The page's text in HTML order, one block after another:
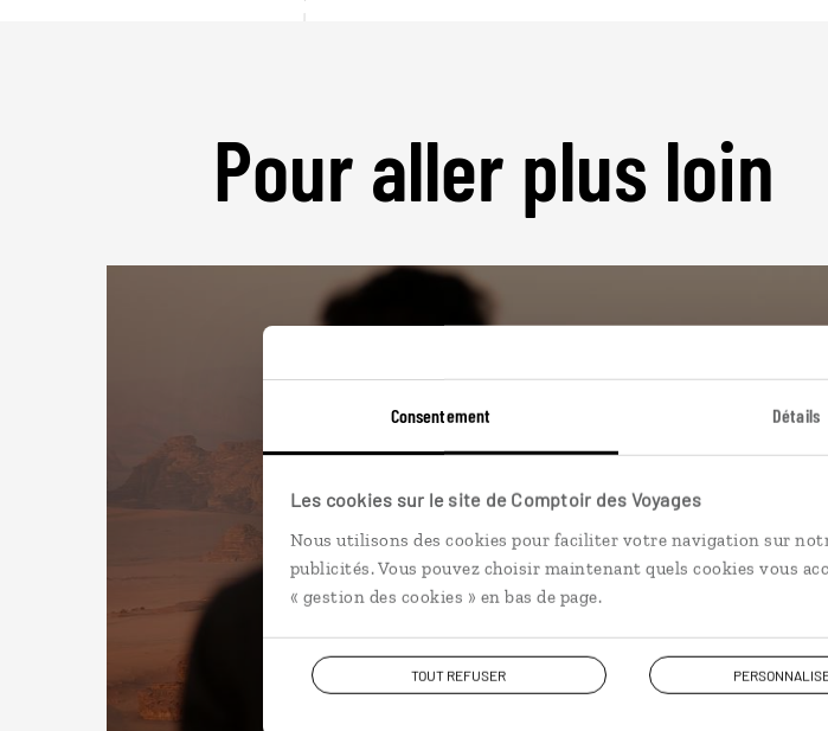
Consentement Détails
Les cookies sur le site de Comptoir des Voyages
Nous utilisons des cookies pour faciliter votre navigation sur
publicités. Vous pouvez choisir maintenant quels cookies vous
« gestion des cookies » en bas de page.
TOUT REFUSER
Pour aller plus loin
Nos 3 idées
Arabie